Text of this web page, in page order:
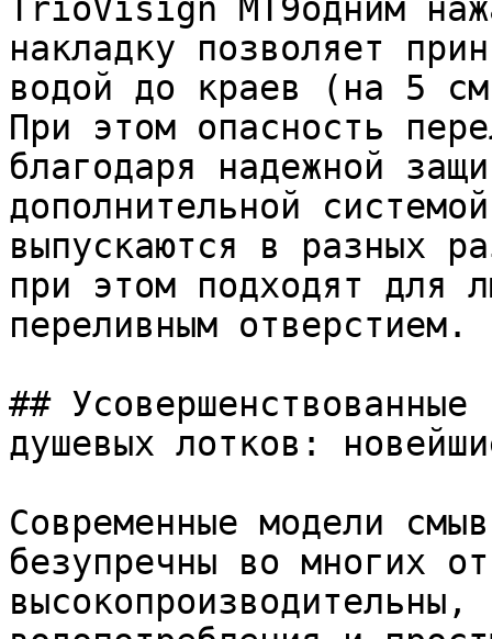
TrioVisign MT9одним
накладку позволяет
водой до краев (на 5
При этом опасность
благодаря надежной
дополнительной
выпускаются в разных
при этом подходят для
переливным отверстием.
##
душевых лотков:
Современные модели
безупречны во многих